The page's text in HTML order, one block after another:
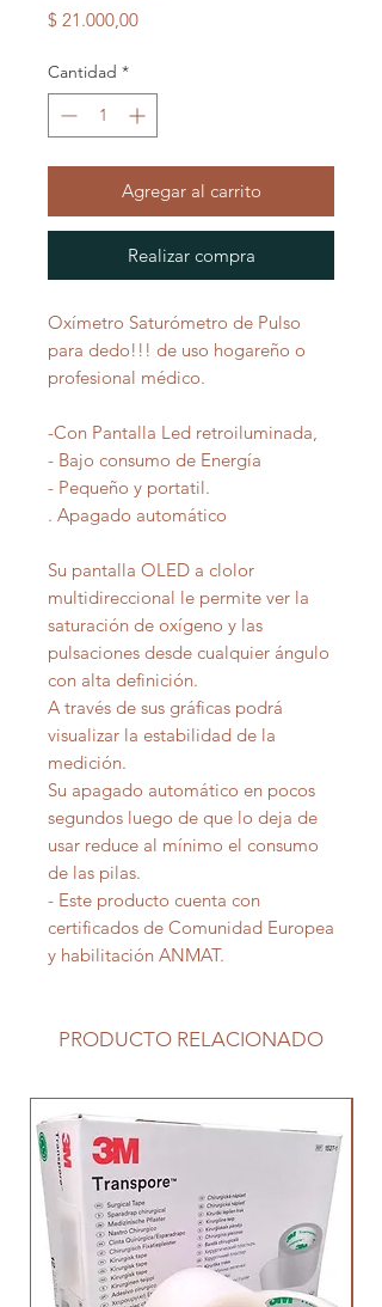
$ 21.000,00Precio
Cantidad *
Agregar al carrito
Realizar compra
Oxímetro Saturómetro de Pulso
para dedo!!! de uso hogareño o
profesional médico.
-Con Pantalla Led retroiluminada,
- Bajo consumo de Energía
- Pequeño y portatil.
. Apagado automático
Su pantalla OLED a clolor
multidireccional le permite ver la
saturación de oxígeno y las
pulsaciones desde cualquier ángulo
con alta definición.
A través de sus gráficas podrá
visualizar la estabilidad de la
medición.
Su apagado automático en pocos
segundos luego de que lo deja de
usar reduce al mínimo el consumo
de las pilas.
- Este producto cuenta con
certificados de Comunidad Europea
y habilitación ANMAT.
PRODUCTO RELACIONADO